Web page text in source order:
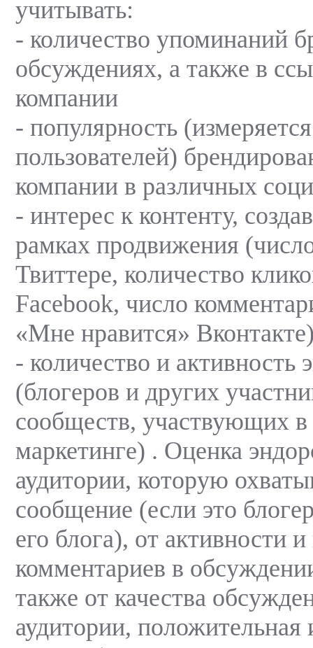
учитывать:
- количество упоминаний
обсуждениях, а также в
компании
- популярность
пользователей)
компании в различных
- интерес к контенту,
рамках продвижения
Твиттере, количество
Facebook, число
«Мне нравится»
- количество и активность
(блогеров и других
сообществ, участвующих
маркетинге) . Оценка
аудитории, которую
сообщение (если это
его блога), от активности
комментариев в
также от качества
аудитории, положительная